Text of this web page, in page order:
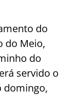
do
do Meio,
do
servido o
domingo,